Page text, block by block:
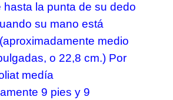
hasta la punta de su dedo
su mano está
medio
o 22,8 cm.) Por
medía
9 pies y 9